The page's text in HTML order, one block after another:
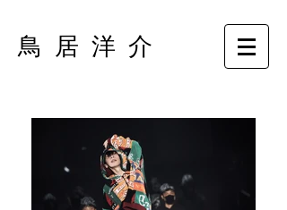
鳥 居 洋 介